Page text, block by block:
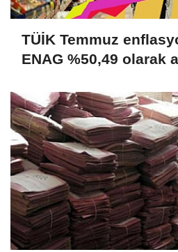
TÜİK Temmuz
ENAG %50,49 olarak